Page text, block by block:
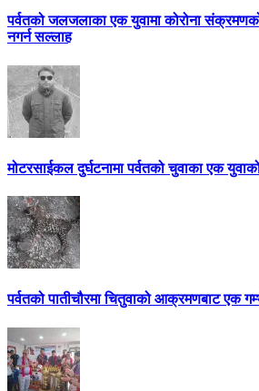
पर्वतको जलजलाका एक युवामा कोरोना
नगर्न सल्लाह
मोटरसाईकल दुर्घटनामा पर्वतको चुवाका एक
पर्वतको पातीचौरमा चितुवाको आक्रमणबाट एक